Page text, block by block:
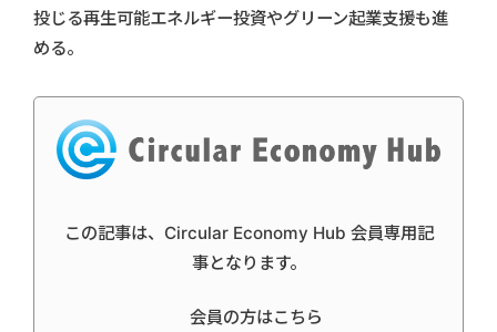
投じる再生可能エネルギー投資やグリーン起業支援も進
める。
この記事は、Circular Economy Hub 会員専用記
事となります。
会員の方はこちら